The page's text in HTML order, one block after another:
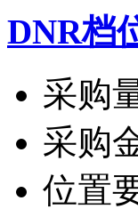
DNR档
采购
采购
位置